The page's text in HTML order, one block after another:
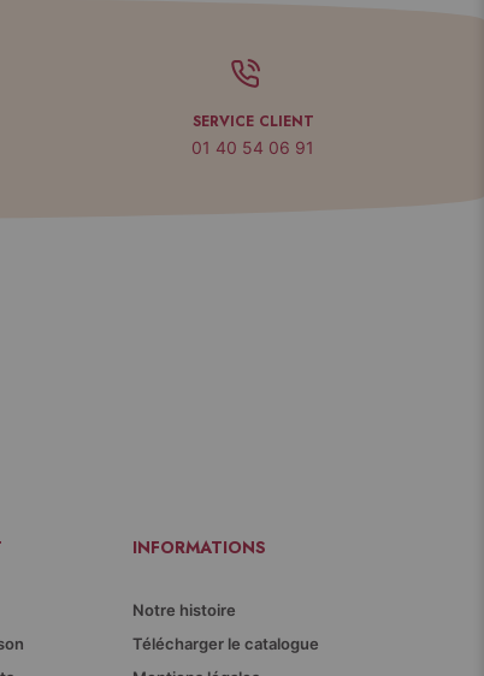
SERVICE CLIENT
01 40 54 06 91
INFORMATIONS
Notre histoire
Télécharger le catalogue